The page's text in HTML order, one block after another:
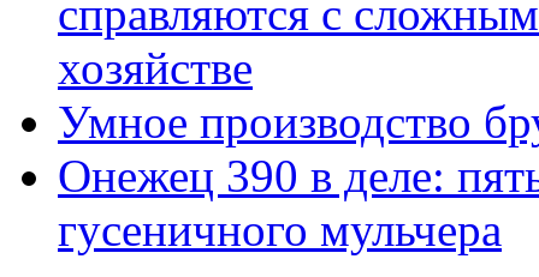
справляются с
хозяйстве
Умное производство
Онежец 390 в деле:
гусеничного мульчера